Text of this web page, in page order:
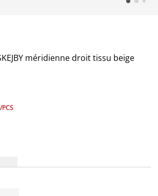
méridienne droit tissu beige
/PCS